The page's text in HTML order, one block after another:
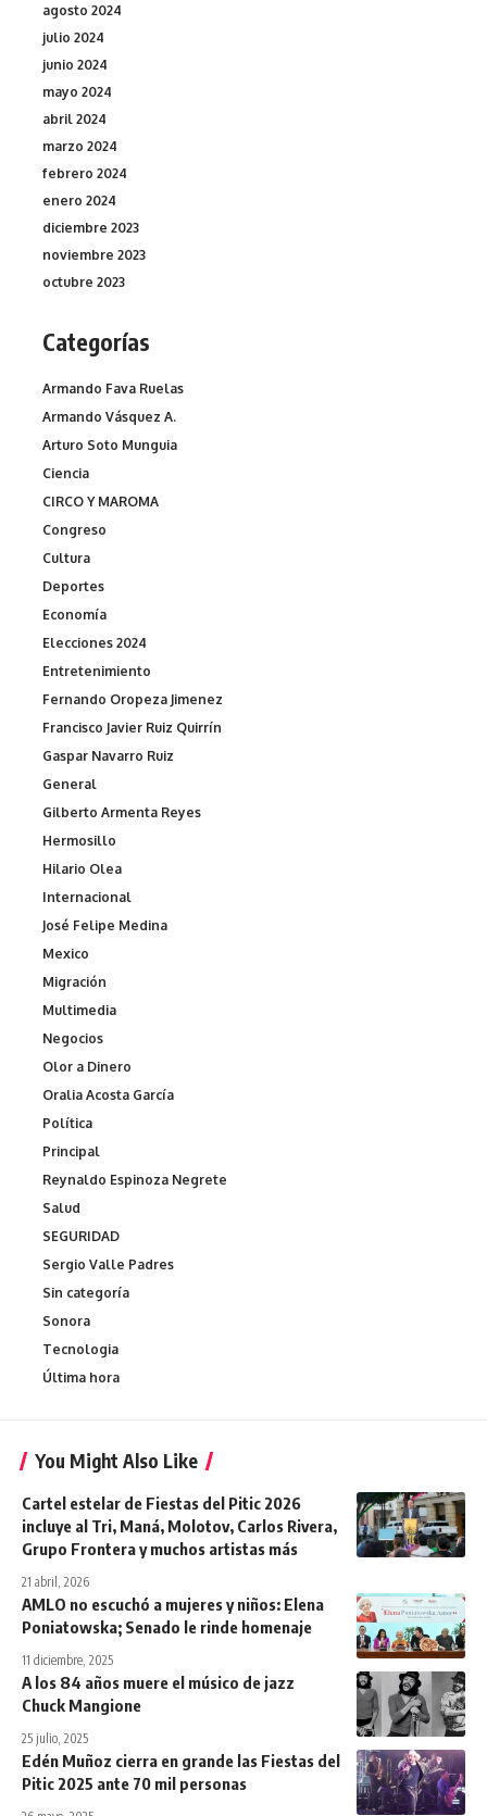
agosto 2024
julio 2024
junio 2024
mayo 2024
abril 2024
marzo 2024
febrero 2024
enero 2024
diciembre 2023
noviembre 2023
octubre 2023
Categorías
Armando Fava Ruelas
Armando Vásquez A.
Arturo Soto Munguia
Ciencia
CIRCO Y MAROMA
Congreso
Cultura
Deportes
Economía
Elecciones 2024
Entretenimiento
Fernando Oropeza Jimenez
Francisco Javier Ruiz Quirrín
Gaspar Navarro Ruiz
General
Gilberto Armenta Reyes
Hermosillo
Hilario Olea
Internacional
José Felipe Medina
Mexico
Migración
Multimedia
Negocios
Olor a Dinero
Oralia Acosta García
Política
Principal
Reynaldo Espinoza Negrete
Salud
SEGURIDAD
Sergio Valle Padres
Sin categoría
Sonora
Tecnologia
Última hora
You Might Also Like
Cartel estelar de Fiestas del Pitic 2026
incluye al Tri, Maná, Molotov, Carlos Rivera,
Grupo Frontera y muchos artistas más
21 abril, 2026
AMLO no escuchó a mujeres y niños: Elena
Poniatowska; Senado le rinde homenaje
11 diciembre, 2025
A los 84 años muere el músico de jazz
Chuck Mangione
25 julio, 2025
Edén Muñoz cierra en grande las Fiestas del
Pitic 2025 ante 70 mil personas